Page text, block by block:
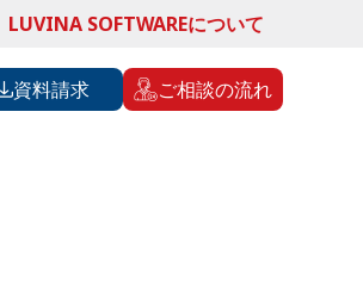
LUVINA SOFTWAREについて
資料請求 ご相談の流れ